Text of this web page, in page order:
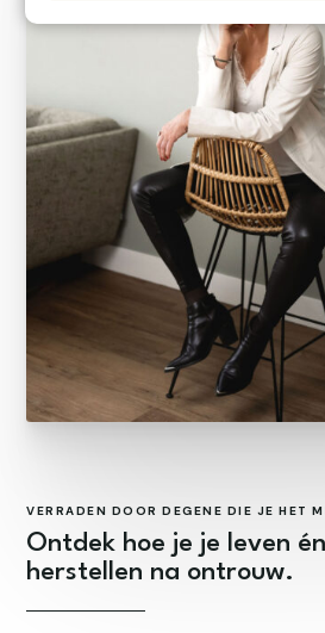
VERRADEN DOOR DEGENE DIE JE HET
Ontdek hoe je je leven
herstellen na ontrouw.